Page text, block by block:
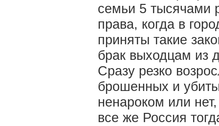
семьи 5 тысячами
права, когда в
приняты такие
брак выходцам из
Сразу резко
брошенных и
ненароком или
все же Россия